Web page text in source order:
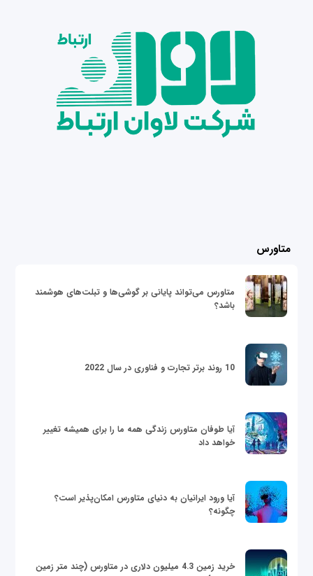
متاورس
متاورس می‌تواند پایانی بر گوشی‌ها و تبلت‌های هوشمند
باشد؟
10 روند برتر تجارت و فناوری در سال 2022
آیا طوفان متاورس زندگی همه ما را برای همیشه تغییر
خواهد داد
آیا ورود ایرانیان به دنیای متاورس امکان‌پذیر است؟
چگونه؟
خرید زمین 4.3 میلیون دلاری در متاورس (چند متر زمین